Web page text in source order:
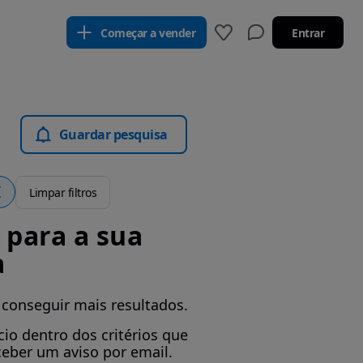
Começar a vender Entrar
Guardar pesquisa
Limpar filtros
a sua
mais resultados.
dentro dos critérios que
um aviso por email.